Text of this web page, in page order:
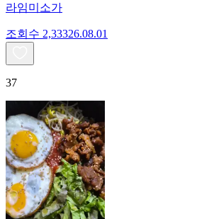
라임미소가
조회수 2,33326.08.01
37